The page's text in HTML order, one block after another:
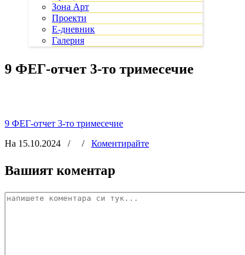
Зона Арт
Проекти
Е-дневник
Галерия
9 ФЕГ-отчет 3-то тримесечие
9 ФЕГ-отчет 3-то тримесечие
На 15.10.2024
/ / Коментирайте
Вашият коментар